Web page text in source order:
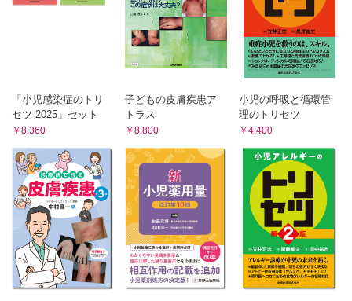
c．苔癬状粃糠疹
d．急性痘瘡状苔癬状粃糠疹（PLEVA）
13．母斑・母斑症など
b．先天性色素性母斑
c．神経皮膚黒色症
d．Spitz母斑
e．蒙古斑・異所性蒙古斑
f．青色母斑
g．表皮母斑
h．脂腺母斑（類器官母斑）
i．乳児血管腫
j．サーモンパッチ・Unna母斑
k．毛細血管奇形・脈管奇形関連症候群
a．多形滲出性紅斑
5．膠原病とその類症
1）新生児エリテマトーデス
2）小児の全身性エリテマトーデス
c．強皮症
1）全身性強皮症
2）限局性強皮症
d．Sjögren症候群
e．若年性特発性関節炎
6．血管炎
a．IgA血管炎（アナフィラクトイド紫斑病）
b．川崎病
c．Behçet病
「小児感染症のトリ
セツ 2025」セット
￥8,360
子どもの皮膚疾患ア
トラス
￥8,800
小児の呼吸と循環管
理のトリセツ
￥4,400